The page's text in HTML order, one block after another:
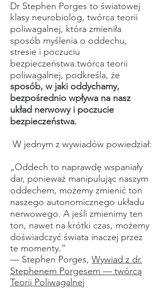
Dr Stephen Porges to światowej
klasy neurobiolog, twórca teorii
poliwagalnej, która zmieniła
sposób myślenia o oddechu,
stresie i poczuciu
bezpieczeństwa.twórca teorii
poliwagalnej, podkreśla, że
sposób, w jaki oddychamy,
bezpośrednio wpływa na nasz
układ nerwowy i poczucie
bezpieczeństwa.
W jednym z wywiadów powiedział:​
„Oddech to naprawdę wspaniały
dar, ponieważ manipulując naszym
oddechem, możemy zmienić ton
naszego autonomicznego układu
nerwowego. A jeśli zmienimy ten
ton, nawet na krótki czas, możemy
doświadczyć świata inaczej przez
te momenty.”
— Stephen Porges, Wywiad z dr.
Stephenem Porgesem — twórcą
Teorii Poliwagalnej